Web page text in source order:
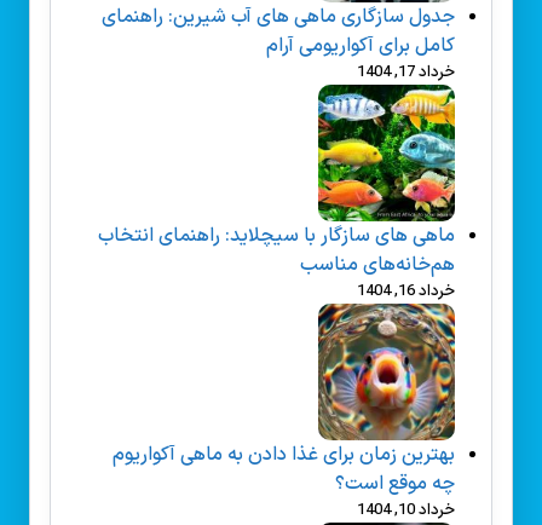
جدول سازگاری ماهی های آب شیرین: راهنمای
کامل برای آکواریومی آرام
خرداد 17, 1404
ماهی های سازگار با سیچلاید: راهنمای انتخاب
هم‌خانه‌های مناسب
خرداد 16, 1404
بهترین زمان برای غذا دادن به ماهی آکواریوم
چه موقع است؟
خرداد 10, 1404